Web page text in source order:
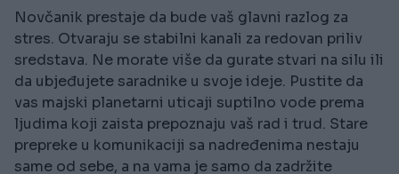
Novčanik prestaje da bude vaš glavni razlog za
stres. Otvaraju se stabilni kanali za redovan priliv
sredstava. Ne morate više da gurate stvari na silu ili
da ubjeđujete saradnike u svoje ideje. Pustite da
vas majski planetarni uticaji suptilno vode prema
ljudima koji zaista prepoznaju vaš rad i trud. Stare
prepreke u komunikaciji sa nadređenima nestaju
same od sebe, a na vama je samo da zadržite